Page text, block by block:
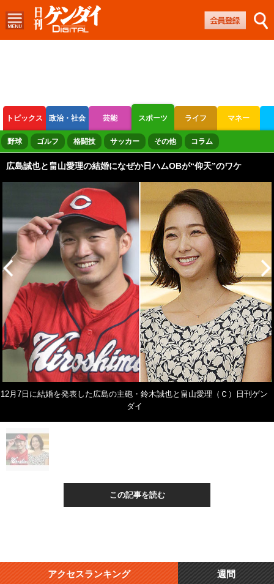
トピックス 政治・社会 芸能 スポーツ ライフ マネー
ボートレース 競輪 オートレース
野球 ゴルフ 格闘技 サッカー その他 コラム
広島誠也と畠山愛理の結婚になぜか日ハムOBが“仰天”のワケ
12月7日に結婚を発表した広島の主砲・鈴木誠也と畠山愛理（Ｃ）日刊ゲン
ダイ
この記事を読む
アクセスランキング 週間